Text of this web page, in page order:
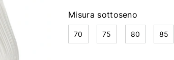
Misura sottoseno
70 75 80 85